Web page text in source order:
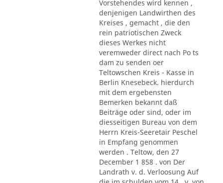
Vorstehendes wird kennen ,
denjenigen Landwirthen des
Kreises , gemacht , die den
rein patriotischen Zweck
dieses Werkes nicht
veremweder direct nach Po ts
dam zu senden oer
Teltowschen Kreis - Kasse in
Berlin Knesebeck. hierdurch
mit dem ergebensten
Bemerken bekannt daß
Beiträge oder sind, oder im
diesseitigen Bureau von dem
Herrn Kreis-Seeretair Peschel
in Empfang genommen
werden . Teltow, den 27
December 1 858 . von Der
Landrath v. d. Verloosung Auf